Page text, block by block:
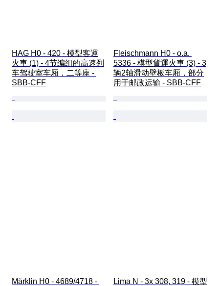
HAG H0 - 420 - 模型客運
火車 (1) - 4节编组的高速列
车驾驶室车厢，二等座 -
SBB-CFF
Fleischmann H0 - o.a.
5336 - 模型貨運火車 (3) - 3
辆2轴滑动壁板车厢，部分
用于邮政运输 - SBB-CFF
Märklin H0 - 4689/4718 -
Lima N - 3x 308, 319 - 模型